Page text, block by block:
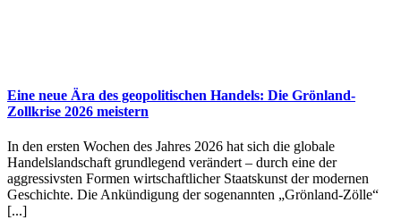
Eine neue Ära des geopolitischen Handels: Die Grönland-
Zollkrise 2026 meistern
In den ersten Wochen des Jahres 2026 hat sich die globale
Handelslandschaft grundlegend verändert – durch eine der
aggressivsten Formen wirtschaftlicher Staatskunst der modernen
Geschichte. Die Ankündigung der sogenannten „Grönland-Zölle“
[...]